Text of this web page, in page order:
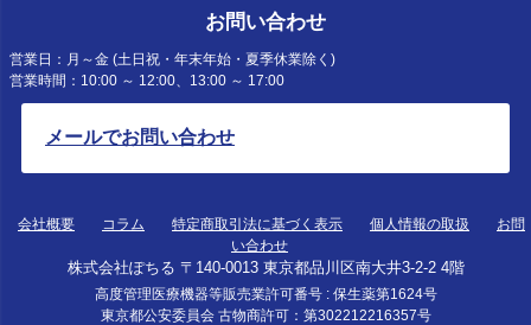
お問い合わせ
営業日：月～金 (土日祝・年末年始・夏季休業除く)
営業時間：10:00 ～ 12:00、13:00 ～ 17:00
メールでお問い合わせ
会社概要 コラム 特定商取引法に基づく表示 個人情報の取扱
お問
い合わせ
株式会社ぽちる 〒140-0013 東京都品川区南大井3-2-2 4階
高度管理医療機器等販売業許可番号 : 保生薬第1624号
東京都公安委員会 古物商許可：第302212216357号